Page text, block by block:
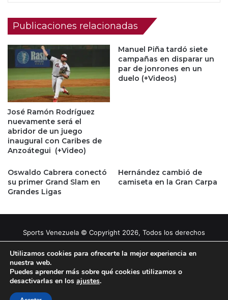
Publicaciones relacionadas
José Ramón Rodríguez
nuevamente será el
abridor de un juego
inaugural con Caribes de
Anzoátegui (+Video)
Manuel Piña tardó siete
campañas en disparar un
par de jonrones en un
duelo (+Videos)
Oswaldo Cabrera conectó
su primer Grand Slam en
Grandes Ligas
Hernández cambió de
camiseta en la Gran Carpa
Sports Venezuela © Copyright 2026, Todos los derechos
Facebook
X YouTubeInstagram
Utilizamos cookies para ofrecerte la mejor experiencia en
nuestra web.
Puedes aprender más sobre qué cookies utilizamos o
desactivarlas en los ajustes.